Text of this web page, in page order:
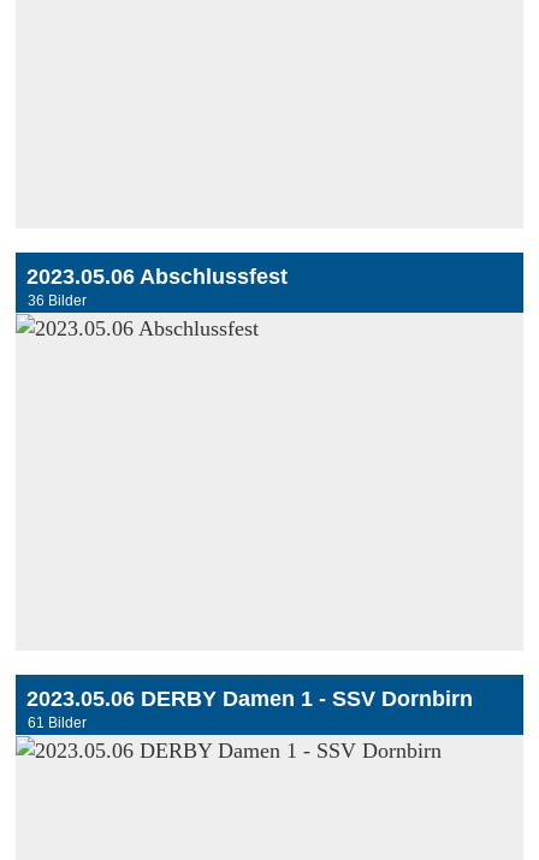
2023.05.06 Abschlussfest
36 Bilder
2023.05.06 DERBY Damen 1 - SSV Dornbirn
61 Bilder